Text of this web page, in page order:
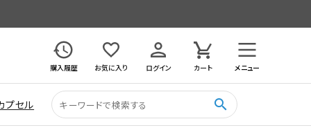
購入履歴 お気に入り ログイン カート メニュー
プセル search